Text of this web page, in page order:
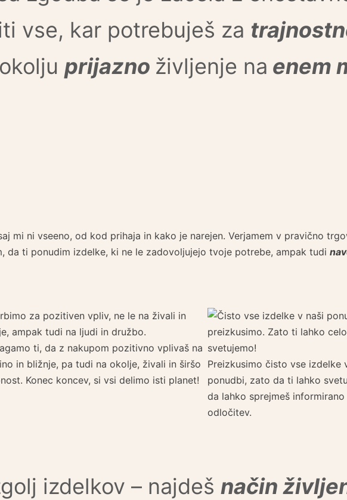
vse, kar potrebuješ za
prijazno življenje na enem
mi ni vseeno, od kod prihaja in kako je narejen. Verjamem v pravično
da ti ponudim izdelke, ki ne le zadovoljujejo tvoje potrebe, ampak tudi
ti, da z nakupom pozitivno vplivaš na
in bližnje, pa tudi na okolje, živali in širšo
Konec koncev, si vsi delimo isti planet!
Preizkusimo čisto vse izdelke
ponudbi, zato da ti lahko
da lahko sprejmeš informirano
odločitev.
izdelkov – najdeš način